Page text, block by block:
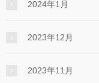
2024年1月
2023年12月
2023年11月